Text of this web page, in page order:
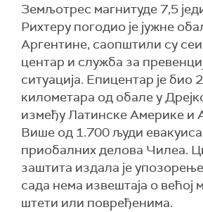
Земљотрес магнитуде 7,5
Рихтеру погодио је јужне
Аргентине, саопштили су
центар и служба за
ситуација. Епицентар је био
километара од обале у
између Латинске Америке и
Више од 1.700 људи
приобалних делова Чилеа.
заштита издала је
сада нема извештаја о већој
штети или повређенима.